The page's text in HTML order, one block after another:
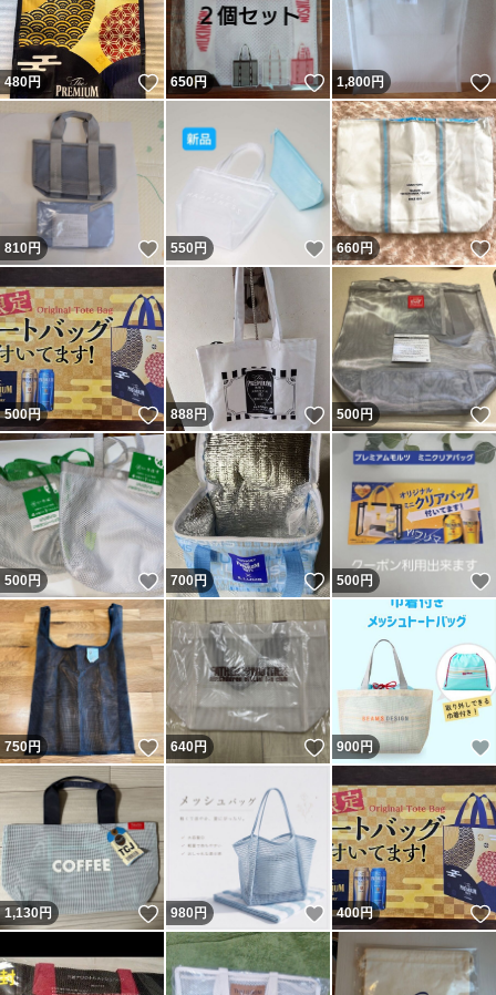
480円 いいね！
650円 いいね！
1,800円
810円 いいね！
550 円 いいね！
660円
500円 いいね！
888円 いいね！
500円
500 円 いいね！
700円 いいね！
500円
750円 いいね！
640円 いいね！
900円
1,130円 いいね！
980円 いいね！
400円